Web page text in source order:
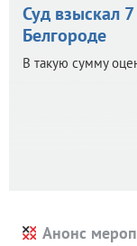
Суд взыскал
Белгороде
В такую сумму
Анонс